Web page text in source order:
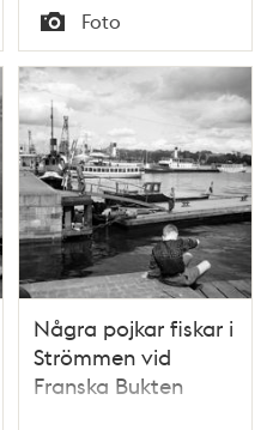
Tid
Typ
Foto
Några pojkar fiskar i
Strömmen vid
Franska Bukten